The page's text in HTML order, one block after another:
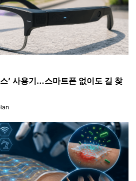
’ 사용기…스마트폰 없이도 길 찾